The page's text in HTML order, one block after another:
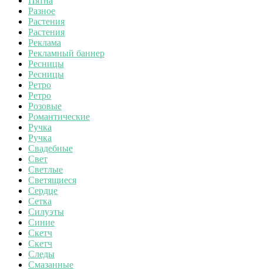
Разное
Растения
Растения
Реклама
Рекламный баннер
Ресницы
Ресницы
Ретро
Ретро
Розовые
Романтические
Ручка
Ручка
Свадебные
Свет
Светлые
Светящиеся
Сердце
Сетка
Силуэты
Синие
Скетч
Скетч
Следы
Смазанные